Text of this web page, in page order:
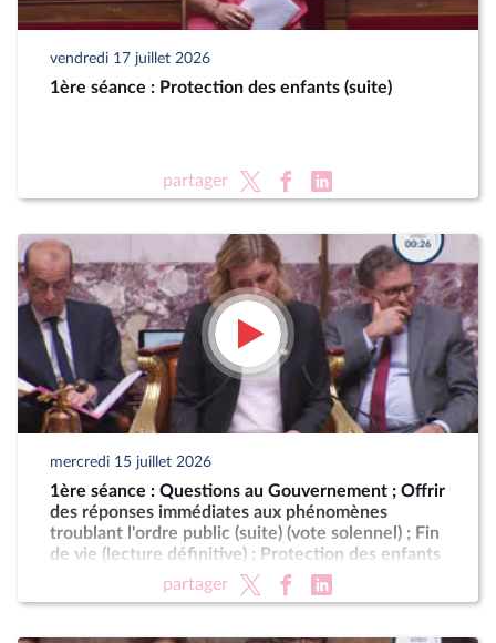
vendredi 17 juillet 2026
1ère séance : Protection des enfants (suite)
partager
mercredi 15 juillet 2026
1ère séance : Questions au Gouvernement ; Offrir
des réponses immédiates aux phénomènes
troublant l'ordre public (suite) (vote solennel) ; Fin
de vie (lecture définitive) ; Protection des enfants
partager